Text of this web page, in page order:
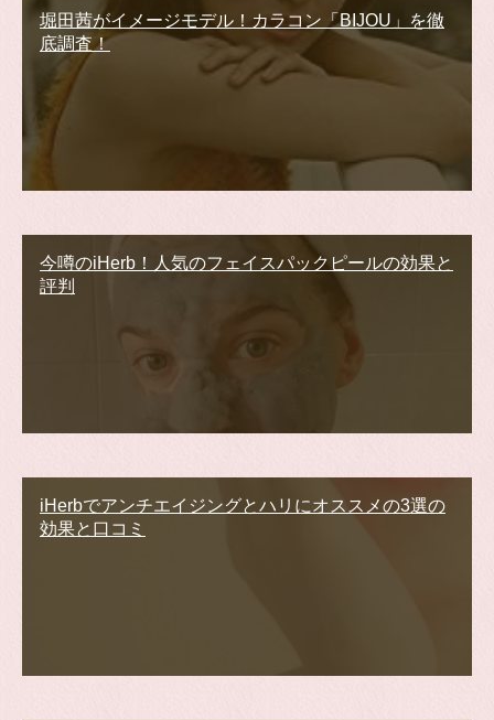
堀田茜がイメージモデル！カラコン「BIJOU」を徹
底調査！
今噂のiHerb！人気のフェイスパックピールの効果と
評判
iHerbでアンチエイジングとハリにオススメの3選の
効果と口コミ